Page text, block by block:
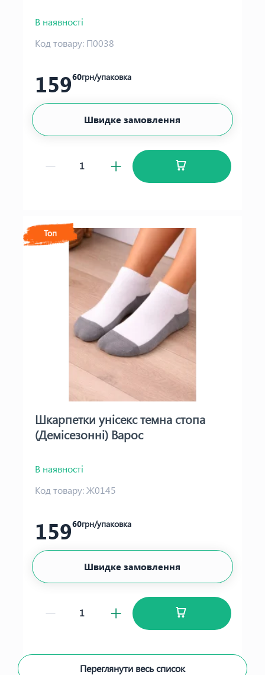
В наявності
Код товару: П0038
15960грн/упаковка
Швидке замовлення
Топ
Шкарпетки унісекс темна стопа
(Демісезонні) Варос
В наявності
Код товару:Ж0145
15960грн/упаковка
Швидке замовлення
Переглянути весь список